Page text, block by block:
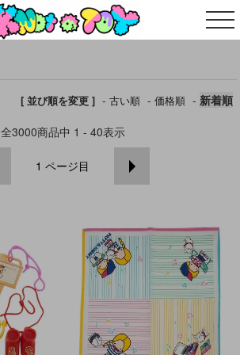
[ 並び順を変更 ] - 古い順 - 価格順 - 新着順
全3000商品中 1 - 40表示
1 ページ目